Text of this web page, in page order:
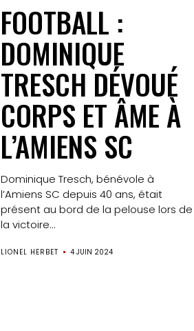
FOOTBALL :
DOMINIQUE
TRESCH DÉVOUÉ
CORPS ET ÂME À
L’AMIENS SC
Dominique Tresch, bénévole à
l’Amiens SC depuis 40 ans, était
présent au bord de la pelouse lors de
la victoire...
LIONEL HERBET 4 JUIN 2024